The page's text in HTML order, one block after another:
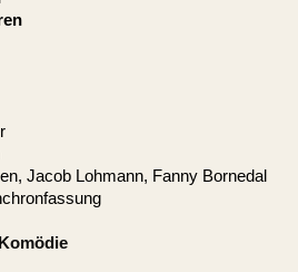
Jacob Lohmann, Fanny Bornedal
Komödie